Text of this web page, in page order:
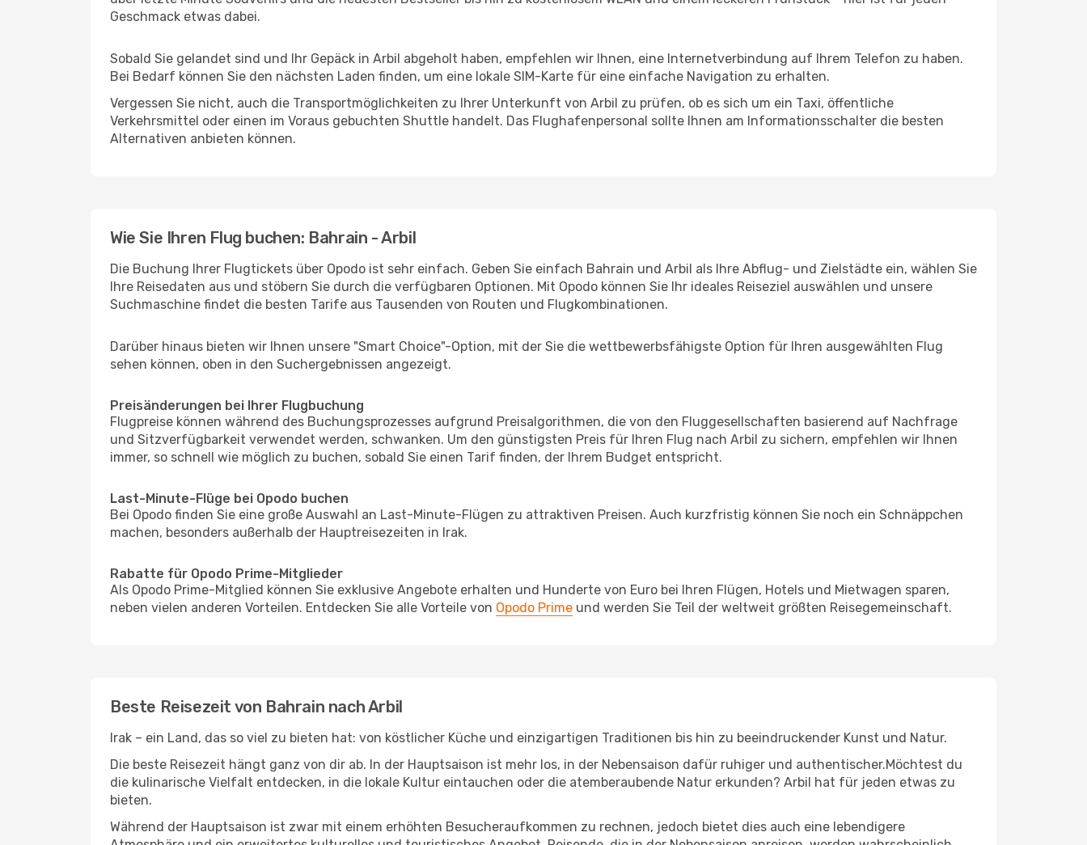
Geschmack etwas dabei.
Sobald Sie gelandet sind und Ihr Gepäck in Arbil abgeholt haben, empfehlen wir Ihnen, eine Internetverbindung auf Ihrem Telefon zu haben.
Bei Bedarf können Sie den nächsten Laden finden, um eine lokale SIM-Karte für eine einfache Navigation zu erhalten.
Vergessen Sie nicht, auch die Transportmöglichkeiten zu Ihrer Unterkunft von Arbil zu prüfen, ob es sich um ein Taxi, öffentliche
Verkehrsmittel oder einen im Voraus gebuchten Shuttle handelt. Das Flughafenpersonal sollte Ihnen am Informationsschalter die besten
Alternativen anbieten können.
Wie Sie Ihren Flug buchen: Bahrain - Arbil
Die Buchung Ihrer Flugtickets über Opodo ist sehr einfach. Geben Sie einfach Bahrain und Arbil als Ihre Abflug- und Zielstädte ein, wählen Sie
Ihre Reisedaten aus und stöbern Sie durch die verfügbaren Optionen. Mit Opodo können Sie Ihr ideales Reiseziel auswählen und unsere
Suchmaschine findet die besten Tarife aus Tausenden von Routen und Flugkombinationen.
Darüber hinaus bieten wir Ihnen unsere "Smart Choice"-Option, mit der Sie die wettbewerbsfähigste Option für Ihren ausgewählten Flug
sehen können, oben in den Suchergebnissen angezeigt.
Preisänderungen bei Ihrer Flugbuchung
Flugpreise können während des Buchungsprozesses aufgrund Preisalgorithmen, die von den Fluggesellschaften basierend auf Nachfrage
und Sitzverfügbarkeit verwendet werden, schwanken. Um den günstigsten Preis für Ihren Flug nach Arbil zu sichern, empfehlen wir Ihnen
immer, so schnell wie möglich zu buchen, sobald Sie einen Tarif finden, der Ihrem Budget entspricht.
Last-Minute-Flüge bei Opodo buchen
Bei Opodo finden Sie eine große Auswahl an Last-Minute-Flügen zu attraktiven Preisen. Auch kurzfristig können Sie noch ein Schnäppchen
machen, besonders außerhalb der Hauptreisezeiten in Irak.
Rabatte für Opodo Prime-Mitglieder
Als Opodo Prime-Mitglied können Sie exklusive Angebote erhalten und Hunderte von Euro bei Ihren Flügen, Hotels und Mietwagen sparen,
neben vielen anderen Vorteilen. Entdecken Sie alle Vorteile von Opodo Prime und werden Sie Teil der weltweit größten Reisegemeinschaft.
Beste Reisezeit von Bahrain nach Arbil
Irak – ein Land, das so viel zu bieten hat: von köstlicher Küche und einzigartigen Traditionen bis hin zu beeindruckender Kunst und Natur.
Die beste Reisezeit hängt ganz von dir ab. In der Hauptsaison ist mehr los, in der Nebensaison dafür ruhiger und authentischer.Möchtest du
die kulinarische Vielfalt entdecken, in die lokale Kultur eintauchen oder die atemberaubende Natur erkunden? Arbil hat für jeden etwas zu
bieten.
Während der Hauptsaison ist zwar mit einem erhöhten Besucheraufkommen zu rechnen, jedoch bietet dies auch eine lebendigere